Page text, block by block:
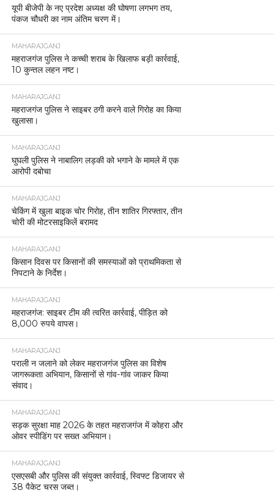
यूपी बीजेपी के नए प्रदेश अध्यक्ष की घोषणा लगभग तय,
पंकज चौधरी का नाम अंतिम चरण में।
MAHARAJGANJ
महराजगंज पुलिस ने कच्ची शराब के खिलाफ बड़ी कार्रवाई,
10 कुन्तल लहन नष्ट।
MAHARAJGANJ
महराजगंज पुलिस ने साइबर ठगी करने वाले गिरोह का किया
खुलासा।
MAHARAJGANJ
घुघली पुलिस ने नाबालिग लड़की को भगाने के मामले में एक
आरोपी दबोचा
MAHARAJGANJ
चेकिंग में खुला बाइक चोर गिरोह, तीन शातिर गिरफ्तार, तीन
चोरी की मोटरसाइकिलें बरामद
MAHARAJGANJ
किसान दिवस पर किसानों की समस्याओं को प्राथमिकता से
निपटाने के निर्देश।
MAHARAJGANJ
महराजगंज: साइबर टीम की त्वरित कार्रवाई, पीड़ित को
8,000 रुपये वापस।
MAHARAJGANJ
पराली न जलाने को लेकर महराजगंज पुलिस का विशेष
जागरूकता अभियान, किसानों से गांव-गांव जाकर किया
संवाद।
MAHARAJGANJ
सड़क सुरक्षा माह 2026 के तहत महराजगंज में कोहरा और
ओवर स्पीडिंग पर सख्त अभियान।
MAHARAJGANJ
एसएसबी और पुलिस की संयुक्त कार्रवाई, स्विफ्ट डिजायर से
38 पैकेट चरस जब्त।